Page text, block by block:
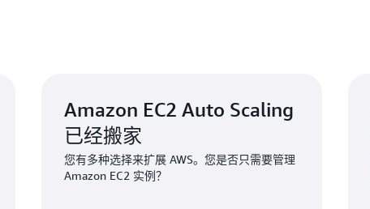
Amazon EC2 Auto Scaling
已经搬家
您有多种选择来扩展 AWS。您是否只需要管理
Amazon EC2 实例？